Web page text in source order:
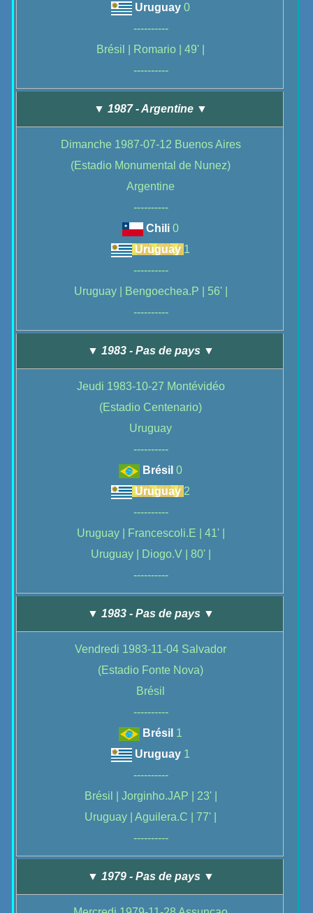
Uruguay0
----------
Brésil | Romario | 49' |
----------
▼ 1987 - Argentine ▼
Dimanche 1987-07-12 Buenos Aires
(Estadio Monumental de Nunez)
Argentine
----------
Chili0
Uruguay 1
----------
Uruguay | Bengoechea.P | 56' |
----------
▼ 1983 - Pas de pays ▼
Jeudi 1983-10-27 Montévidéo
(Estadio Centenario)
Uruguay
----------
Brésil0
Uruguay 2
----------
Uruguay | Francescoli.E | 41' |
Uruguay | Diogo.V | 80' |
----------
▼ 1983 - Pas de pays ▼
Vendredi 1983-11-04 Salvador
(Estadio Fonte Nova)
Brésil
----------
Brésil 1
Uruguay 1
----------
Brésil | Jorginho.JAP | 23' |
Uruguay | Aguilera.C | 77' |
----------
▼ 1979 - Pas de pays ▼